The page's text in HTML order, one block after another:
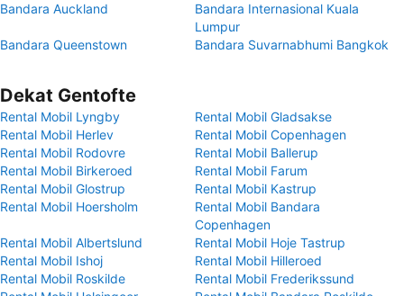
Bandara Auckland
Bandara Internasional Kuala
Lumpur
Bandara Queenstown
Bandara Suvarnabhumi Bangkok
Dekat Gentofte
Rental Mobil Lyngby
Rental Mobil Gladsakse
Rental Mobil Herlev
Rental Mobil Copenhagen
Rental Mobil Rodovre
Rental Mobil Ballerup
Rental Mobil Birkeroed
Rental Mobil Farum
Rental Mobil Glostrup
Rental Mobil Kastrup
Rental Mobil Hoersholm
Rental Mobil Bandara
Copenhagen
Rental Mobil Albertslund
Rental Mobil Hoje Tastrup
Rental Mobil Ishoj
Rental Mobil Hilleroed
Rental Mobil Roskilde
Rental Mobil Frederikssund